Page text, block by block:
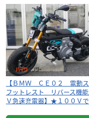
【ＢＭＷ ＣＥ０２ 電動
フットレスト リバース機
Ｖ急速充電器】★１００Ｖ